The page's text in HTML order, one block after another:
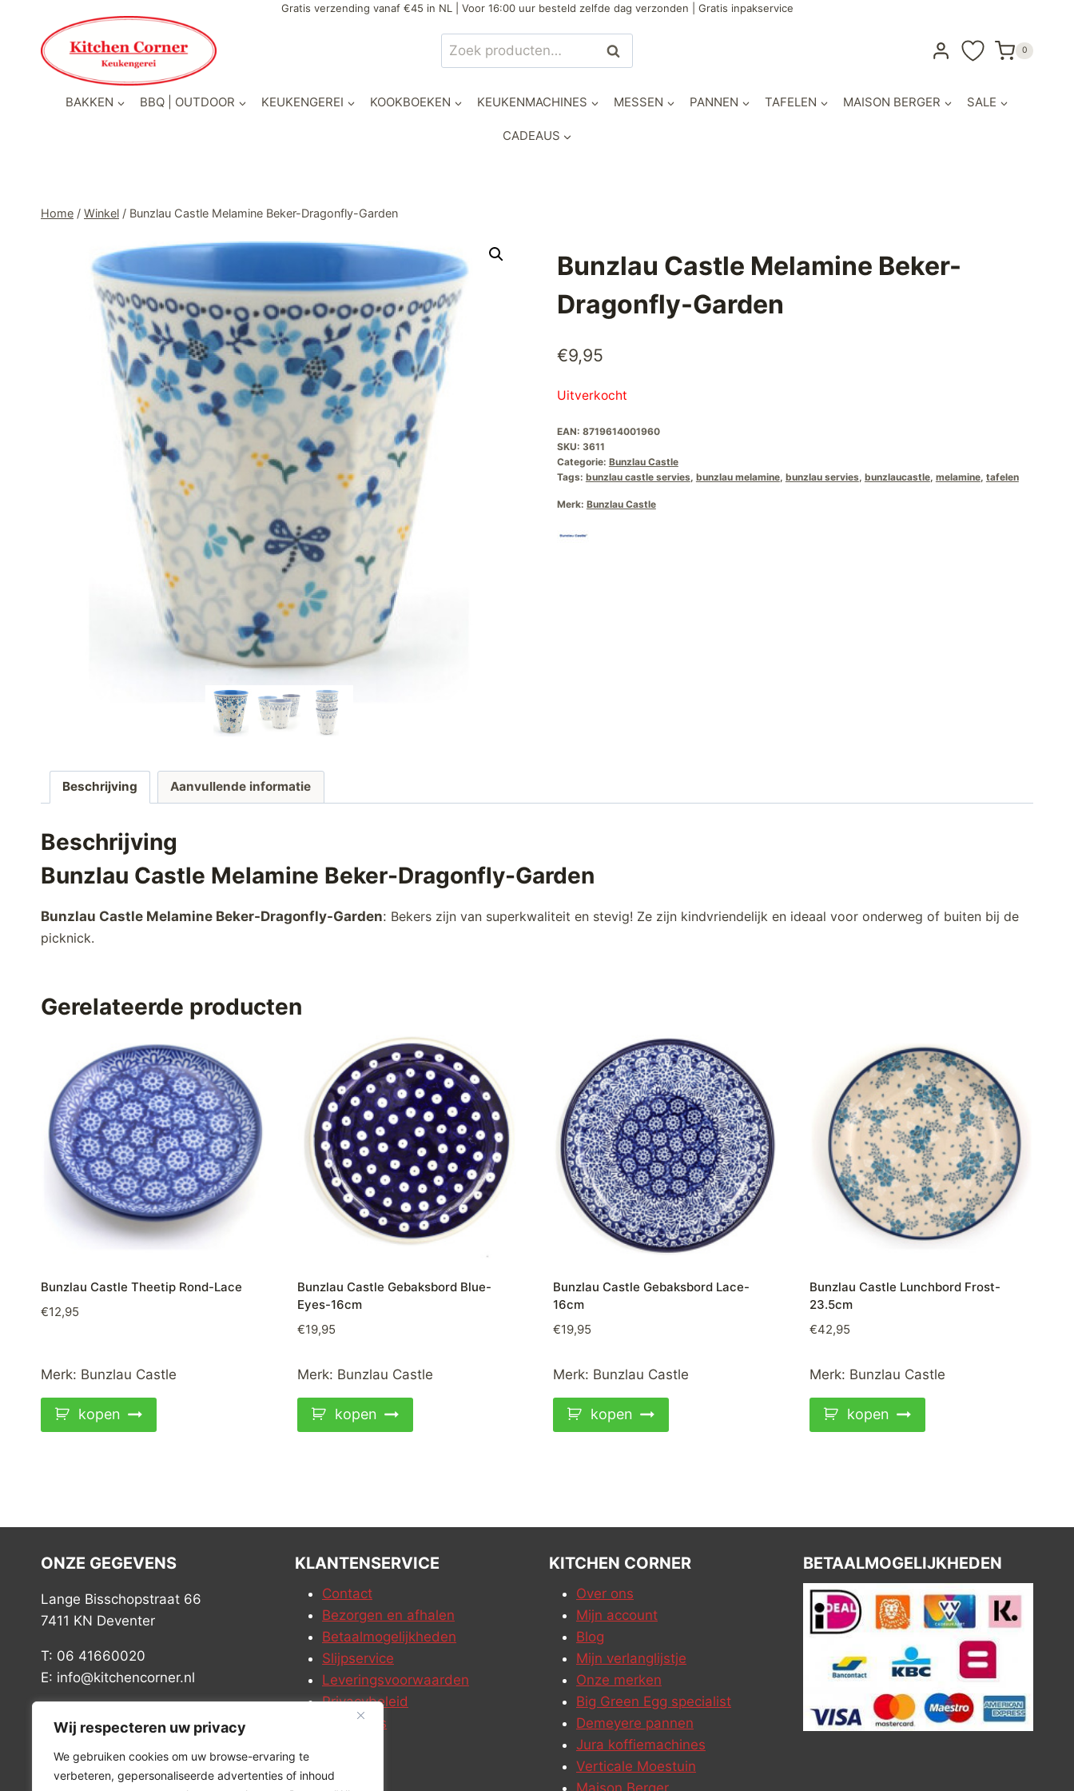
Wij respecteren uw privacy
We gebruiken cookies om uw browse-ervaring te
verbeteren, gepersonaliseerde advertenties of inhoud
inhoud
Gratis verzending vanaf €45 in NL | Voor 16:00 uur besteld zelfde dag verzonden | Gratis inpakservice
Zoeken
naar:
Zoeken 0
BAKKEN BBQ | OUTDOOR KEUKENGEREI KOOKBOEKEN KEUKENMACHINES MESSEN PANNEN TAFELEN MAISON BERGER SALE
CADEAUS
Home / Winkel / Bunzlau Castle Melamine Beker-Dragonfly-Garden
Bunzlau Castle Melamine Beker-
Dragonfly-Garden
€9,95
Uitverkocht
EAN: 8719614001960
SKU: 3611
Categorie: Bunzlau Castle
Tags: bunzlau castle servies, bunzlau melamine, bunzlau servies, bunzlaucastle, melamine, tafelen
Merk: Bunzlau Castle
Beschrijving Aanvullende informatie
Beschrijving
Bunzlau Castle Melamine Beker-Dragonfly-Garden
Bunzlau Castle Melamine Beker-Dragonfly-Garden: Bekers zijn van superkwaliteit en stevig! Ze zijn kindvriendelijk en ideaal voor onderweg of buiten bij de
picknick.
Gerelateerde producten
Bunzlau Castle Theetip Rond-Lace
€12,95
Merk: Bunzlau Castle
kopen
Bunzlau Castle Gebaksbord Blue-
Eyes-16cm
€19,95
Merk: Bunzlau Castle
kopen
Bunzlau Castle Gebaksbord Lace-
16cm
€19,95
Merk: Bunzlau Castle
kopen
Bunzlau Castle Lunchbord Frost-
23.5cm
€42,95
Merk: Bunzlau Castle
kopen
ONZE GEGEVENS
Lange Bisschopstraat 66
7411 KN Deventer
T: 06 41660020
E: info@kitchencorner.nl
BTW: NL868888989B01
KLANTENSERVICE
Contact
Bezorgen en afhalen
Betaalmogelijkheden
Slijpservice
Leveringsvoorwaarden
Privacybeleid
Vacatures
KITCHEN CORNER
Over ons
Mijn account
Blog
Mijn verlanglijstje
Onze merken
Big Green Egg specialist
Demeyere pannen
Jura koffiemachines
Verticale Moestuin
Maison Berger
BETAALMOGELIJKHEDEN